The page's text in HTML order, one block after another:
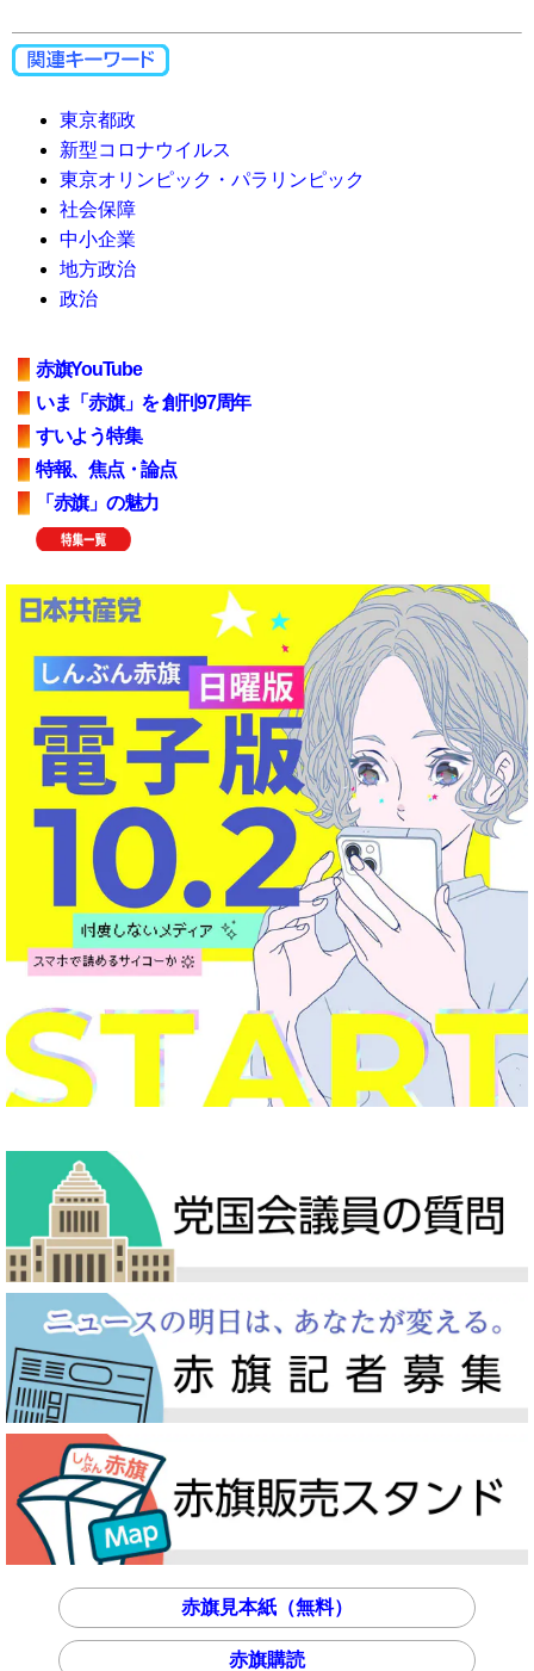
東京都政
新型コロナウイルス
東京オリンピック・パラリンピック
社会保障
中小企業
地方政治
政治
赤旗YouTube
いま「赤旗」を 創刊97周年
すいよう特集
特報、焦点・論点
「赤旗」の魅力
赤旗見本紙（無料）
赤旗購読